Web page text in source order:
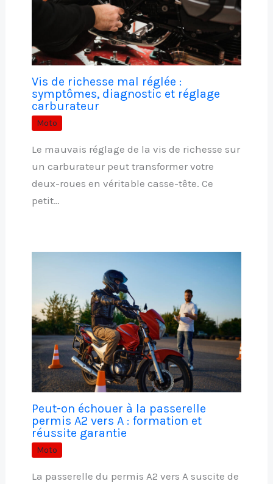
Vis de richesse mal réglée :
symptômes, diagnostic et réglage
carburateur
Moto
Le mauvais réglage de la vis de richesse sur
un carburateur peut transformer votre
deux-roues en véritable casse-tête. Ce
petit…
Peut-on échouer à la passerelle
permis A2 vers A : formation et
réussite garantie
Moto
La passerelle du permis A2 vers A suscite de